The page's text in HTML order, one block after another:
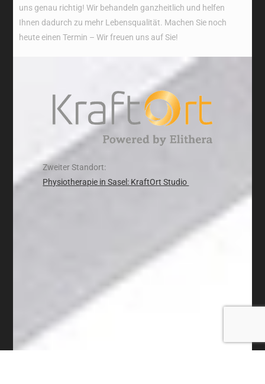
uns genau richtig! Wir behandeln ganzheitlich und helfen
Ihnen dadurch zu mehr Lebensqualität. Machen Sie noch
heute einen Termin – Wir freuen uns auf Sie!
Zweiter Standort:
Physiotherapie in Sasel: KraftOrt Studio